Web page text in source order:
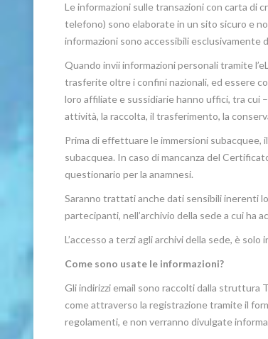
Le informazioni sulle transazioni con carta di
telefono) sono elaborate in un sito sicuro e
informazioni sono accessibili esclusivamente
Quando invii informazioni personali tramite
trasferite oltre i confini nazionali, ed essere
loro affiliate e sussidiarie hanno uffici, tra cui
attività, la raccolta, il trasferimento, la
Prima di effettuare le immersioni
subacquea. In caso di mancanza del
questionario per la anamnesi.
Saranno trattati anche dati sensibili inerenti
partecipanti, nell’archivio della sede a cui ha
L’accesso a terzi agli archivi della sede, è
Come sono usate le informazioni?
Gli indirizzi email sono raccolti dalla struttura
come attraverso la registrazione tramite il
regolamenti, e non verranno divulgate